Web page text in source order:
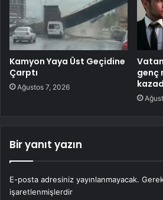
Kamyon Yaya Üst Geçidine
Çarptı
Ağustos 7, 2026
genç
Bir yanıt yazın
E-posta adresiniz yayınlanmayacak.
işaretlenmişlerdir